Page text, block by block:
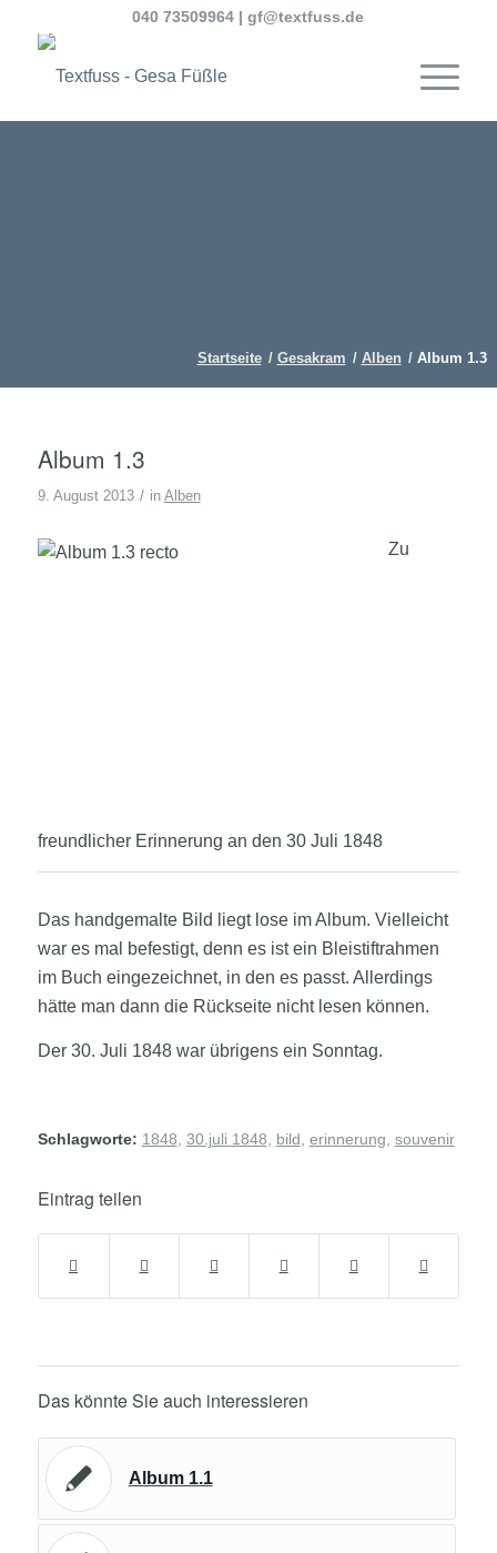
040 73509964 |gf@textfuss.de
Startseite / Gesakram / Alben / Album 1.3
Album 1.3
9. August 2013 / in Alben
Zu
freundlicher Erinnerung an den 30 Juli 1848
Das handgemalte Bild liegt lose im Album. Vielleicht
war es mal befestigt, denn es ist ein Bleistiftrahmen
im Buch eingezeichnet, in den es passt. Allerdings
hätte man dann die Rückseite nicht lesen können.
Der 30. Juli 1848 war übrigens ein Sonntag.
Schlagworte: 1848 30.juli 1848 bild erinnerung souvenir
Eintrag teilen
Das könnte Sie auch interessieren
Album 1.1